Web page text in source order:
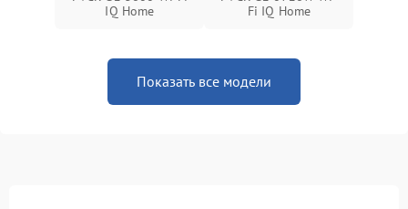
IQ Home
Fi IQ Home
Показать все модели